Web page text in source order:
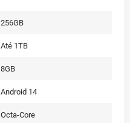
256GB
Até 1TB
8GB
Android 14
Octa-Core